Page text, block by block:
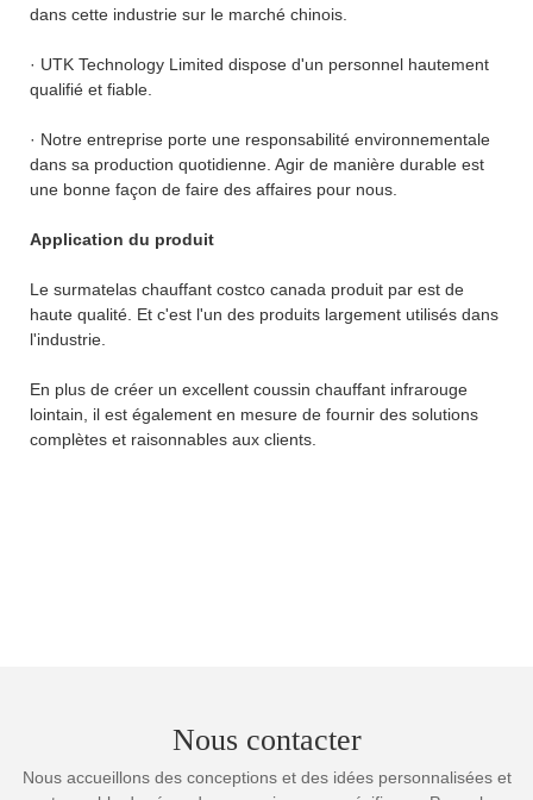
dans cette industrie sur le marché chinois.
· UTK Technology Limited dispose d'un personnel hautement
qualifié et fiable.
· Notre entreprise porte une responsabilité environnementale
dans sa production quotidienne. Agir de manière durable est
une bonne façon de faire des affaires pour nous.
Application du produit
Le surmatelas chauffant costco canada produit par est de
haute qualité. Et c'est l'un des produits largement utilisés dans
l'industrie.
En plus de créer un excellent coussin chauffant infrarouge
lointain, il est également en mesure de fournir des solutions
complètes et raisonnables aux clients.
Nous contacter
Nous accueillons des conceptions et des idées personnalisées et